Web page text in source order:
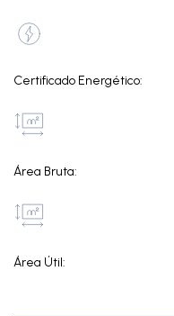
Certificado Energético:
Área Bruta:
Área Útil: